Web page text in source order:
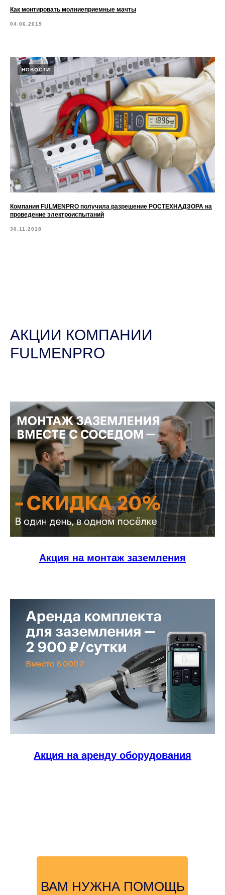
Как монтировать молниеприемные мачты
04.06.2019
НОВОСТИ
Компания FULMENPRO получила разрешение РОСТЕХНАДЗОРА на
проведение электроиспытаний
30.11.2018
АКЦИИ КОМПАНИИ
FULMENPRO
Акция на монтаж заземления
Акция на аренду оборудования
ВАМ НУЖНА ПОМОЩЬ
Мы принимаем к оплате: